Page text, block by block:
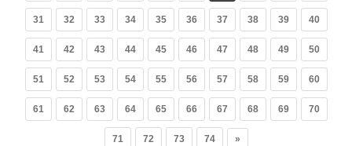
31 32 33 34 35 36 37 38 39 40
41 42 43 44 45 46 47 48 49 50
51 52 53 54 55 56 57 58 59 60
61 62 63 64 65 66 67 68 69 70
71 72 73 74 »